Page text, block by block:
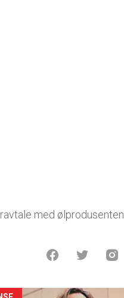
med ølprodusenten